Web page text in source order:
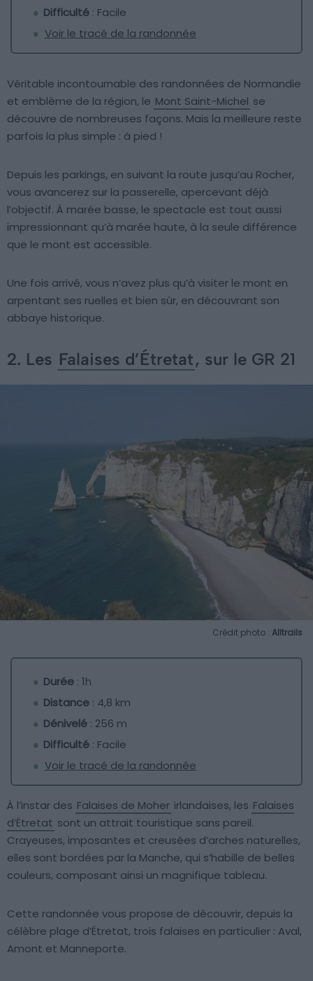
Difficulté : Facile
Voir le tracé de la randonnée
Véritable incontournable des randonnées de Normandie
et emblème de la région, le Mont Saint-Michel se
découvre de nombreuses façons. Mais la meilleure reste
parfois la plus simple : à pied !
Depuis les parkings, en suivant la route jusqu’au Rocher,
vous avancerez sur la passerelle, apercevant déjà
l’objectif. À marée basse, le spectacle est tout aussi
impressionnant qu’à marée haute, à la seule différence
que le mont est accessible.
Une fois arrivé, vous n’avez plus qu’à visiter le mont en
arpentant ses ruelles et bien sûr, en découvrant son
abbaye historique.
2. Les Falaises d’Étretat, sur le GR 21
Crédit photo : Alltrails
Durée : 1h
Distance : 4,8 km
Dénivelé : 256 m
Difficulté : Facile
Voir le tracé de la randonnée
À l’instar des Falaises de Moher irlandaises, les Falaises
d’Étretat sont un attrait touristique sans pareil.
Crayeuses, imposantes et creusées d’arches naturelles,
elles sont bordées par la Manche, qui s’habille de belles
couleurs, composant ainsi un magnifique tableau.
Cette randonnée vous propose de découvrir, depuis la
célèbre plage d’Étretat, trois falaises en particulier : Aval,
Amont et Manneporte.